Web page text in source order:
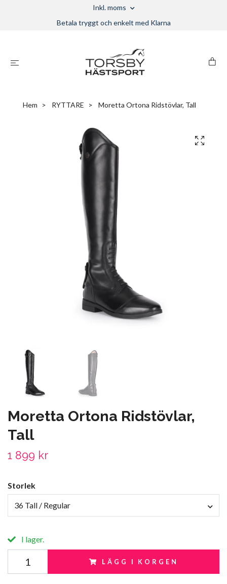
Inkl. moms
Betala tryggt och enkelt med Klarna
Hem RYTTARE Moretta Ortona Ridstövlar, Tall
Moretta Ortona Ridstövlar,
Tall
1 899 kr
Storlek
36 Tall / Regular
I lager.
LÄGG I KORGEN